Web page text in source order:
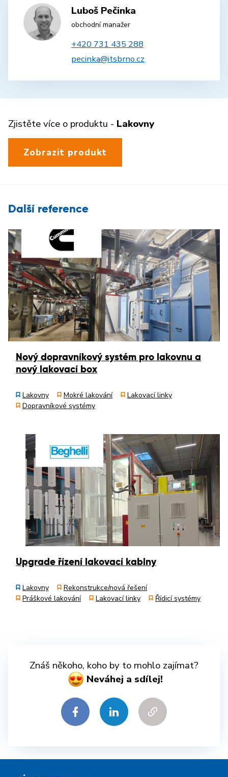
Luboš Pečinka
obchodní manažer
+420 731 435 288
pecinka@itsbrno.cz
Zjistěte více o produktu - Lakovny
Zobrazit produkt
Další reference
Nový dopravníkový systém pro lakovnu a
nový lakovací box
Lakovny Mokré lakování
Lakovací linky
Dopravníkové systémy
Upgrade řízení lakovací kabiny
Lakovny
Rekonstrukce/nová řešení
Práškové lakování
Lakovací linky Řídicí systémy
Znáš někoho, koho by to mohlo zajímat?
Neváhej a sdílej!